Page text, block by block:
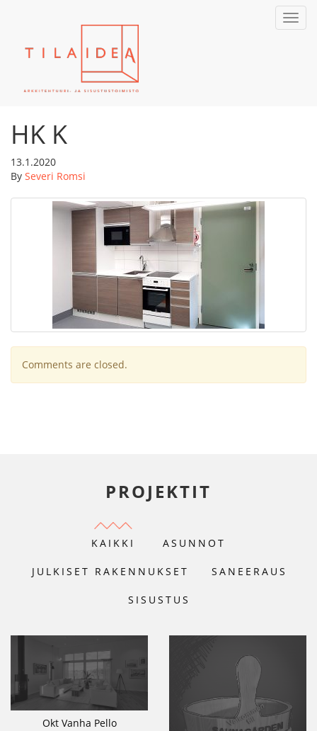
HK K
13.1.2020
By Severi Romsi
Comments are closed.
PROJEKTIT
KAIKKI ASUNNOT
JULKISET RAKENNUKSET SANEERAUS
SISUSTUS
Okt Vanha Pello